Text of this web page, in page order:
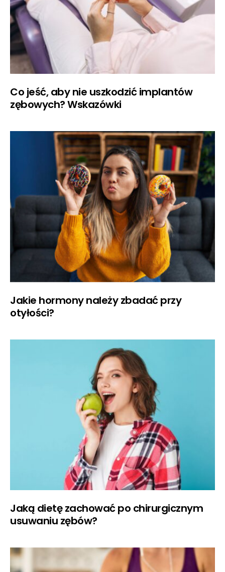
Co jeść, aby nie uszkodzić implantów
zębowych? Wskazówki
Jakie hormony należy zbadać przy
otyłości?
Jaką dietę zachować po chirurgicznym
usuwaniu zębów?